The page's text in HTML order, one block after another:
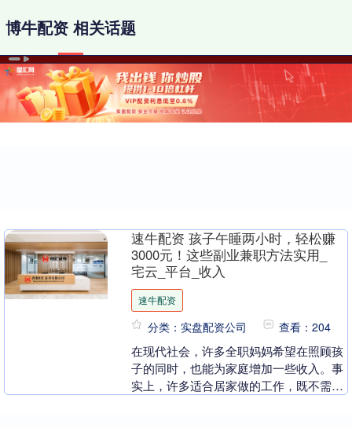
博牛配资 相关话题
速牛配资 孩子午睡两小时，轻松赚
3000元！这些副业兼职方法实用_
宅云_平台_收入
速牛配资
分类：实盘配资公司 查看：204
在现代社会，许多全职妈妈希望在照顾孩
子的同时，也能为家庭增加一些收入。事
实上，许多适合居家做的工作，既不需要